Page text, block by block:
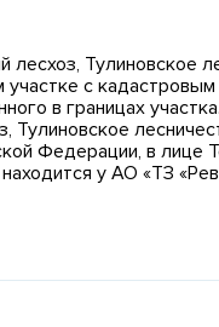
Тулиновское
с
в границах
Федерации, в лице
у АО «ТЗ